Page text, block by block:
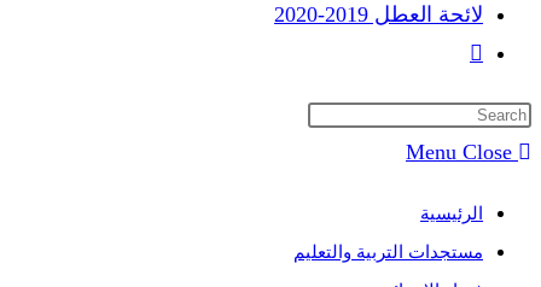
لائحة العطل 2019-2020
Toggle
search
Menu Close
الرئيسية
مستجدات التربية والتعليم